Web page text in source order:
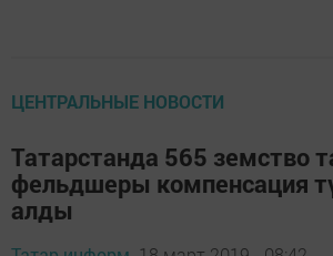
ЦЕНТРАЛЬНЫЕ НОВОСТИ
Татарстанда 565 земство
фельдшеры компенсация
алды